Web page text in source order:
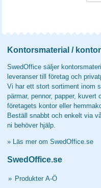
Kontorsmaterial /
SwedOffice säljer
leveranser till företag och
Vi har ett stort sortiment inom
pärmar, pennor, papper, kuvert
företagets kontor eller
Beställ snabbt och enkelt via
ni behöver hjälp.
» Läs mer om SwedOffice.se
SwedOffice.se
» Produkter A-Ö